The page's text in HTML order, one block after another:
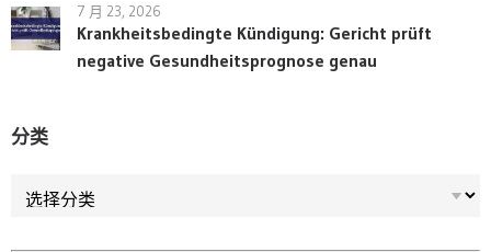
7 月 23, 2026
Krankheitsbedingte Kündigung: Gericht prüft
negative Gesundheitsprognose genau
分类